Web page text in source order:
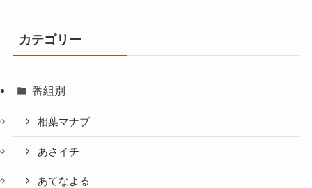
カテゴリー
番組別
相葉マナブ
あさイチ
あてなよる